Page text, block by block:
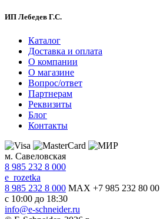
ИП Лебедев Г.С.
Каталог
Доставка и оплата
О компании
О магазине
Вопрос/ответ
Партнерам
Реквизиты
Блог
Контакты
м. Савеловская
8 985 232 8 000
e_rozetka
8 985 232 8 000 MAX +7 985 232 80 00
с 10:00 до 18:30
info@e-schneider.ru